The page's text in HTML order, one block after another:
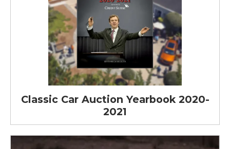
Classic Car Auction Yearbook 2020-
2021